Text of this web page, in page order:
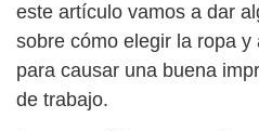
este artículo vamos a dar
sobre cómo elegir la ropa
para causar una buena
de trabajo.